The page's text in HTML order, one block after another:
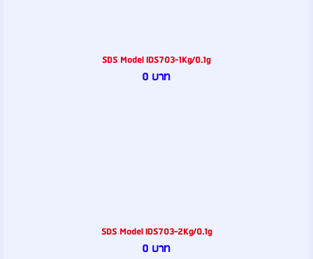
SDS Model IDS703-1Kg/0.1g
0 บาท
SDS Model IDS703-2Kg/0.1g
0 บาท